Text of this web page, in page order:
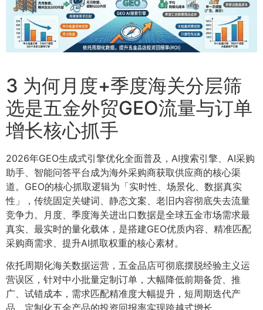
3 为何月度+季度海关分层筛
选是五金外贸GEO流量与订单
增长核心抓手
2026年GEO生成式引擎优化全面普及，AI搜索引擎、AI采购
助手、智能问答平台成为海外采购商获取供应商的核心渠
道。GEO的核心抓取逻辑为「实时性、场景化、数据真实
性」，传统固定关键词、静态文案、老旧内容彻底失去流量
竞争力。月度、季度海关进出口数据是全球五金市场需求最
真实、最实时的量化载体，是搭建GEO优质内容、精准匹配
采购商需求、提升AI抓取权重的核心素材。
依托周期化海关数据运营，五金品店可彻底摆脱经验主义运
营误区，针对中小批量定制订单，大幅降低前期备货、推
广、试错成本，需求匹配精准度大幅提升，短周期迭代产